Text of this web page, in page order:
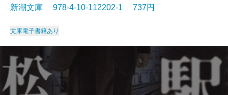
新潮文庫 978-4-10-112202-1 737円
文庫電子書籍あり